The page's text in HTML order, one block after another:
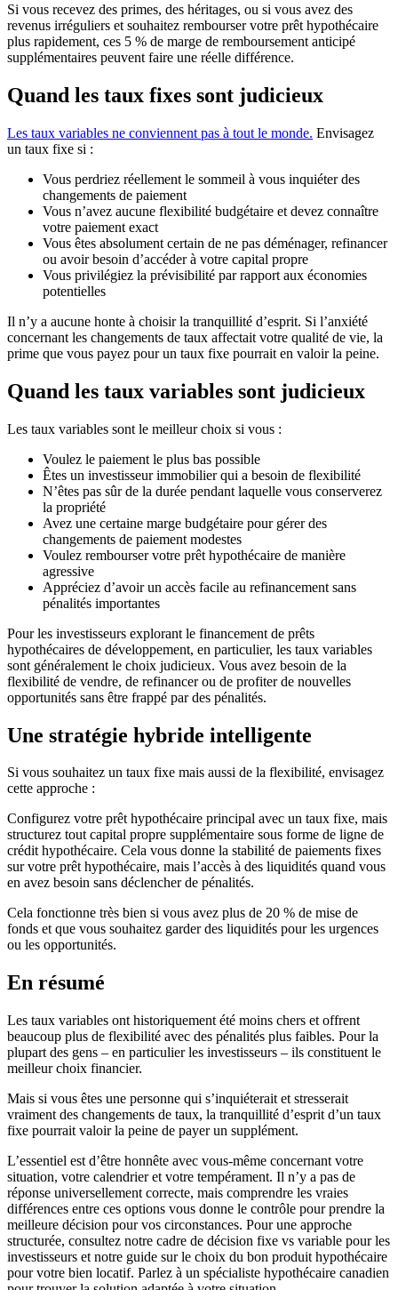
Si vous recevez des primes, des héritages, ou si vous avez des
revenus irréguliers et souhaitez rembourser votre prêt hypothécaire
plus rapidement, ces 5 % de marge de remboursement anticipé
supplémentaires peuvent faire une réelle différence.
Quand les taux fixes sont judicieux
Les taux variables ne conviennent pas à tout le monde. Envisagez
un taux fixe si :
Vous perdriez réellement le sommeil à vous inquiéter des
changements de paiement
Vous n’avez aucune flexibilité budgétaire et devez connaître
votre paiement exact
Vous êtes absolument certain de ne pas déménager, refinancer
ou avoir besoin d’accéder à votre capital propre
Vous privilégiez la prévisibilité par rapport aux économies
potentielles
Il n’y a aucune honte à choisir la tranquillité d’esprit. Si l’anxiété
concernant les changements de taux affectait votre qualité de vie, la
prime que vous payez pour un taux fixe pourrait en valoir la peine.
Quand les taux variables sont judicieux
Les taux variables sont le meilleur choix si vous :
Voulez le paiement le plus bas possible
Êtes un investisseur immobilier qui a besoin de flexibilité
N’êtes pas sûr de la durée pendant laquelle vous conserverez
la propriété
Avez une certaine marge budgétaire pour gérer des
changements de paiement modestes
Voulez rembourser votre prêt hypothécaire de manière
agressive
Appréciez d’avoir un accès facile au refinancement sans
pénalités importantes
Pour les investisseurs explorant le financement de prêts
hypothécaires de développement, en particulier, les taux variables
sont généralement le choix judicieux. Vous avez besoin de la
flexibilité de vendre, de refinancer ou de profiter de nouvelles
opportunités sans être frappé par des pénalités.
Une stratégie hybride intelligente
Si vous souhaitez un taux fixe mais aussi de la flexibilité, envisagez
cette approche :
Configurez votre prêt hypothécaire principal avec un taux fixe, mais
structurez tout capital propre supplémentaire sous forme de ligne de
crédit hypothécaire. Cela vous donne la stabilité de paiements fixes
sur votre prêt hypothécaire, mais l’accès à des liquidités quand vous
en avez besoin sans déclencher de pénalités.
Cela fonctionne très bien si vous avez plus de 20 % de mise de
fonds et que vous souhaitez garder des liquidités pour les urgences
ou les opportunités.
En résumé
Les taux variables ont historiquement été moins chers et offrent
beaucoup plus de flexibilité avec des pénalités plus faibles. Pour la
plupart des gens – en particulier les investisseurs – ils constituent le
meilleur choix financier.
Mais si vous êtes une personne qui s’inquiéterait et stresserait
vraiment des changements de taux, la tranquillité d’esprit d’un taux
fixe pourrait valoir la peine de payer un supplément.
L’essentiel est d’être honnête avec vous-même concernant votre
situation, votre calendrier et votre tempérament. Il n’y a pas de
réponse universellement correcte, mais comprendre les vraies
différences entre ces options vous donne le contrôle pour prendre la
meilleure décision pour vos circonstances. Pour une approche
structurée, consultez notre cadre de décision fixe vs variable pour les
investisseurs et notre guide sur le choix du bon produit hypothécaire
pour votre bien locatif. Parlez à un spécialiste hypothécaire canadien